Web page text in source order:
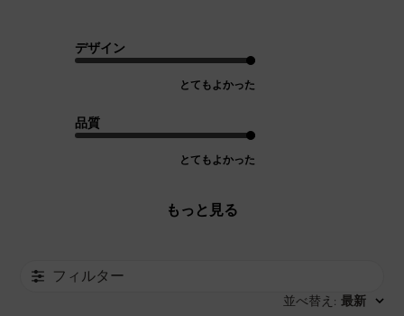
デザイン
とてもよかった
品質
とてもよかった
もっと見る
フィルター
並べ替え : 最新